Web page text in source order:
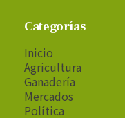
Categorías
Inicio
Agricultura
Ganadería
Mercados
Política